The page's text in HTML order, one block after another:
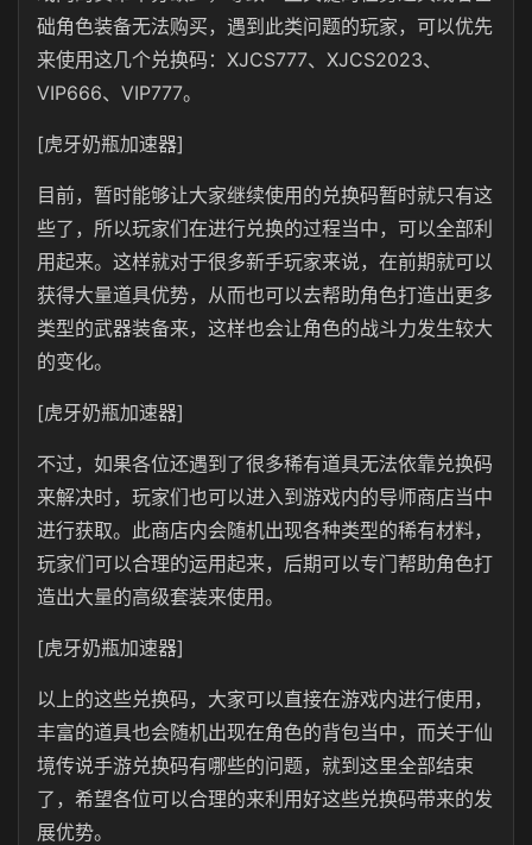
础角色装备无法购买，遇到此类问题的玩家，可以优先
来使用这几个兑换码： XJCS777、XJCS2023、
VIP666、VIP777。
[虎牙奶瓶加速器]
目前，暂时能够让大家继续使用的兑换码暂时就只有这
些了，所以玩家们在进行兑换的过程当中，可以全部利
用起来。这样就对于很多新手玩家来说，在前期就可以
获得大量道具优势，从而也可以去帮助角色打造出更多
类型的武器装备来，这样也会让角色的战斗力发生较大
的变化。
[虎牙奶瓶加速器]
不过，如果各位还遇到了很多稀有道具无法依靠兑换码
来解决时，玩家们也可以进入到游戏内的导师商店当中
进行获取。此商店内会随机出现各种类型的稀有材料，
玩家们可以合理的运用起来，后期可以专门帮助角色打
造出大量的高级套装来使用。
[虎牙奶瓶加速器]
以上的这些兑换码，大家可以直接在游戏内进行使用，
丰富的道具也会随机出现在角色的背包当中，而关于仙
境传说手游兑换码有哪些的问题，就到这里全部结束
了，希望各位可以合理的来利用好这些兑换码带来的发
展优势。